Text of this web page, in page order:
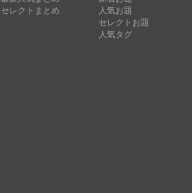
セレクトまとめ
人気お題
セレクトお題
人気タグ